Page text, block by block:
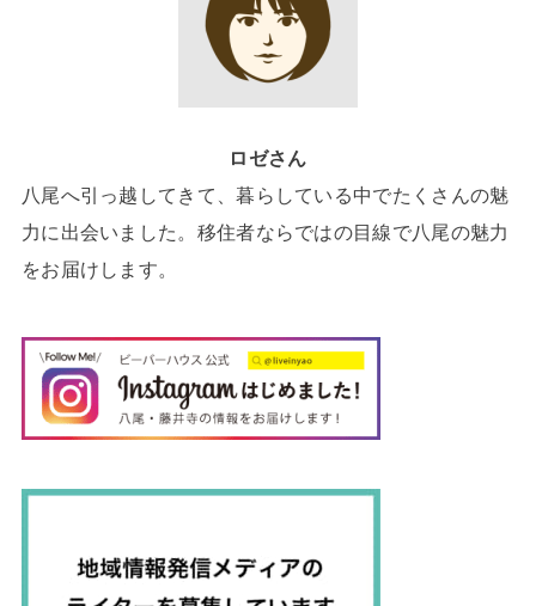
ロゼさん
八尾へ引っ越してきて、暮らしている中でたくさんの魅
力に出会いました。移住者ならではの目線で八尾の魅力
をお届けします。